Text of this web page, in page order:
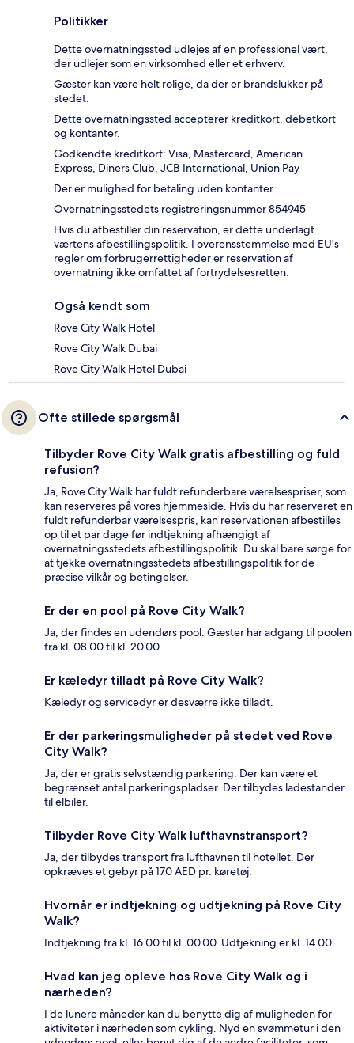
Politikker
Dette overnatningssted udlejes af en professionel vært,
der udlejer som en virksomhed eller et erhverv.
Gæster kan være helt rolige, da der er brandslukker på
stedet.
Dette overnatningssted accepterer kreditkort, debetkort
og kontanter.
Godkendte kreditkort: Visa, Mastercard, American
Express, Diners Club, JCB International, Union Pay
Der er mulighed for betaling uden kontanter.
Overnatningsstedets registreringsnummer 854945
Hvis du afbestiller din reservation, er dette underlagt
værtens afbestillingspolitik. I overensstemmelse med EU's
regler om forbrugerrettigheder er reservation af
overnatning ikke omfattet af fortrydelsesretten.
Også kendt som
Rove City Walk Hotel
Rove City Walk Dubai
Rove City Walk Hotel Dubai
Ofte stillede spørgsmål
Tilbyder Rove City Walk gratis afbestilling og fuld
refusion?
Ja, Rove City Walk har fuldt refunderbare værelsespriser, som
kan reserveres på vores hjemmeside. Hvis du har reserveret en
fuldt refunderbar værelsespris, kan reservationen afbestilles
op til et par dage før indtjekning afhængigt af
overnatningsstedets afbestillingspolitik. Du skal bare sørge for
at tjekke overnatningsstedets afbestillingspolitik for de
præcise vilkår og betingelser.
Er der en pool på Rove City Walk?
Ja, der findes en udendørs pool. Gæster har adgang til poolen
fra kl. 08.00 til kl. 20.00.
Er kæledyr tilladt på Rove City Walk?
Kæledyr og servicedyr er desværre ikke tilladt.
Er der parkeringsmuligheder på stedet ved Rove
City Walk?
Ja, der er gratis selvstændig parkering. Der kan være et
begrænset antal parkeringspladser. Der tilbydes ladestander
til elbiler.
Tilbyder Rove City Walk lufthavnstransport?
Ja, der tilbydes transport fra lufthavnen til hotellet. Der
opkræves et gebyr på 170 AED pr. køretøj.
Hvornår er indtjekning og udtjekning på Rove City
Walk?
Indtjekning fra kl. 16.00 til kl. 00.00. Udtjekning er kl. 14.00.
Hvad kan jeg opleve hos Rove City Walk og i
nærheden?
I de lunere måneder kan du benytte dig af muligheden for
aktiviteter i nærheden som cykling. Nyd en svømmetur i den